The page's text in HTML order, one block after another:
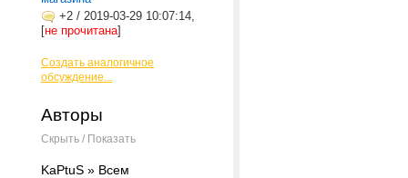
+2 / 2019-03-29 10:07:14,
[не прочитана]
Создать аналогичное
обсуждение...
Авторы
Скрыть / Показать
KaPtuS » Всем